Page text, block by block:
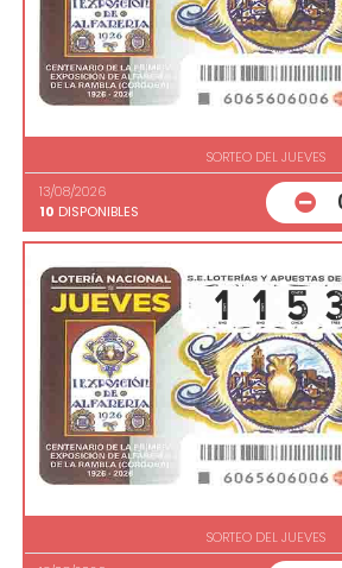
SORTEO DEL JUEVES
13/08/2026
10 DISPONIBLES
SORTEO DEL JUEVES